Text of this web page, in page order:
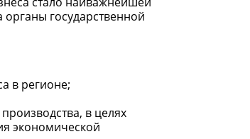
государственной
в регионе;
в целях
экономической